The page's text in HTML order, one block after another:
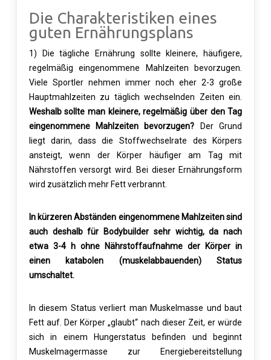
Die Charakteristiken eines
guten Ernährungsplans
1) Die tägliche Ernährung sollte kleinere, häufigere,
regelmäßig eingenommene Mahlzeiten bevorzugen.
Viele Sportler nehmen immer noch eher 2-3 große
Hauptmahlzeiten zu täglich wechselnden Zeiten ein.
Weshalb sollte man kleinere, regelmäßig über den Tag
eingenommene Mahlzeiten bevorzugen? Der Grund
liegt darin, dass die Stoffwechselrate des Körpers
ansteigt, wenn der Körper häufiger am Tag mit
Nährstoffen versorgt wird. Bei dieser Ernährungsform
wird zusätzlich mehr Fett verbrannt.
In kürzeren Abständen eingenommene Mahlzeiten sind
auch deshalb für Bodybuilder sehr wichtig, da nach
etwa 3-4 h ohne Nährstoffaufnahme der Körper in
einen katabolen (muskelabbauenden) Status
umschaltet.
In diesem Status verliert man Muskelmasse und baut
Fett auf. Der Körper „glaubt“ nach dieser Zeit, er würde
sich in einem Hungerstatus befinden und beginnt
Muskelmagermasse zur Energiebereitstellung